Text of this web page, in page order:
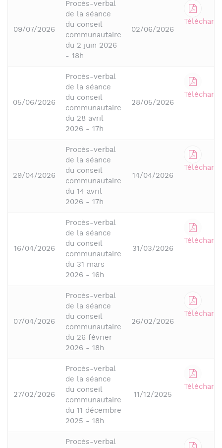
09/07/2026
Procès-verbal
de la séance
du conseil
communautaire
du 2 juin 2026
- 18h
02/06/2026
05/06/2026
Procès-verbal
de la séance
du conseil
communautaire
du 28 avril
2026 - 17h
28/05/2026
29/04/2026
Procès-verbal
de la séance
du conseil
communautaire
du 14 avril
2026 - 17h
14/04/2026
16/04/2026
Procès-verbal
de la séance
du conseil
communautaire
du 31 mars
2026 - 16h
31/03/2026
07/04/2026
Procès-verbal
de la séance
du conseil
communautaire
du 26 février
2026 - 18h
26/02/2026
27/02/2026
Procès-verbal
de la séance
du conseil
communautaire
du 11 décembre
2025 - 18h
11/12/2025
Procès-verbal